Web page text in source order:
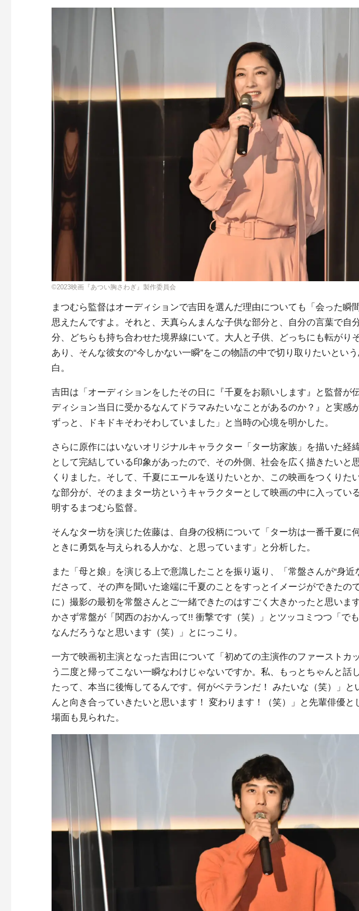
©2023映画『あつい胸さわぎ』製作委員会
まつむら監督はオーディションで吉田を選んだ理由についても「会った瞬
思えたんですよ。それと、天真らんまんな子供な部分と、自分の言葉で自
分、どちらも持ち合わせた境界線にいて。大人と子供、どっちにも転がり
あり、そんな彼女の“今しかない一瞬”をこの物語の中で切り取りたいとい
白。
吉田は「オーディションをしたその日に『千夏をお願いします』と監督が
ディション当日に受かるなんてドラマみたいなことがあるのか？』と実感
ずっと、ドキドキそわそわしていました」と当時の心境を明かした。
さらに原作にはいないオリジナルキャラクター「ター坊家族」を描いた経
として完結している印象があったので、その外側、社会を広く描きたいと
くりました。そして、千夏にエールを送りたいとか、この映画をつくりた
な部分が、そのままター坊というキャラクターとして映画の中に入ってい
明するまつむら監督。
そんなター坊を演じた佐藤は、自身の役柄について「ター坊は一番千夏に
ときに勇気を与えられる人かな、と思っています」と分析した。
また「母と娘」を演じる上で意識したことを振り返り、「常盤さんが“身近
ださって、その声を聞いた途端に千夏のことをすっとイメージができたの
に）撮影の最初を常盤さんとご一緒できたのはすごく大きかったと思いま
かさず常盤が「関西のおかんって!! 衝撃です（笑）」とツッコミつつ「で
なんだろうなと思います（笑）」とにっこり。
一方で映画初主演となった吉田について「初めての主演作のファーストカ
う二度と帰ってこない一瞬なわけじゃないですか。私、もっとちゃんと話
たって、本当に後悔してるんです。何がベテランだ！ みたいな（笑）」と
んと向き合っていきたいと思います！ 変わります！（笑）」と先輩俳優と
場面も見られた。